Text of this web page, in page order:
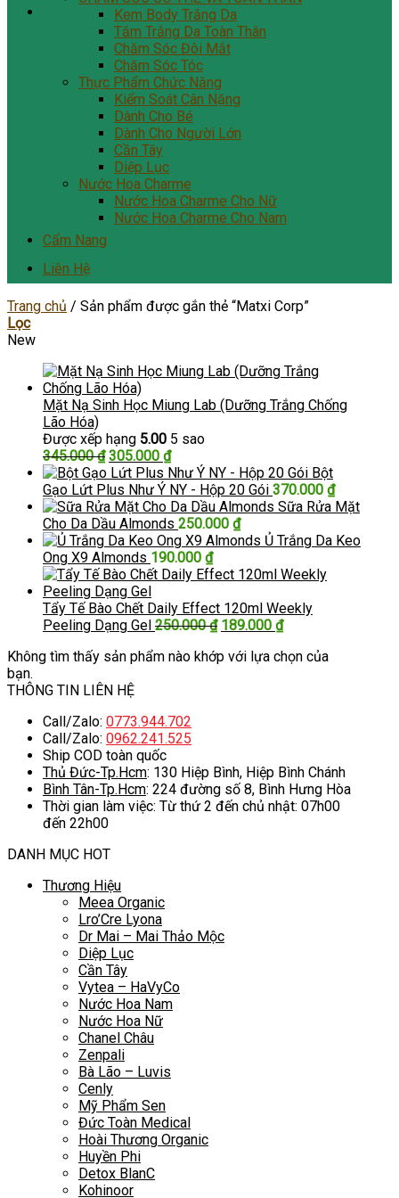
Kem Body Trắng Da
Tắm Trắng Da Toàn Thân
Chăm Sóc Đôi Mắt
Chăm Sóc Tóc
Thực Phẩm Chức Năng
Kiểm Soát Cân Nặng
Dành Cho Bé
Dành Cho Người Lớn
Cần Tây
Diệp Lục
Nước Hoa Charme
Nước Hoa Charme Cho Nữ
Nước Hoa Charme Cho Nam
Cẩm Nang
Liên Hệ
Trang chủ / Sản phẩm được gắn thẻ “Matxi Corp”
Lọc
New
Mặt Nạ Sinh Học Miung Lab (Dưỡng Trắng Chống
Lão Hóa)
Được xếp hạng 5.00 5 sao
345.000₫ Giá
gốc
là:
345.000 ₫.
305.000 ₫Giá
hiện
tại
là:
305.000 ₫.
Bột
Gạo Lứt Plus Như Ý NY - Hộp 20 Gói 370.000 ₫
Sữa Rửa Mặt
Cho Da Dầu Almonds 250.000 ₫
Ủ Trắng Da Keo
Ong X9 Almonds 190.000 ₫
Tẩy Tế Bào Chết Daily Effect 120ml Weekly
Peeling Dạng Gel 250.000₫ Giá
là:
189.000 ₫Giá
tại
Không tìm thấy sản phẩm nào khớp với lựa chọn của
bạn.
THÔNG TIN LIÊN HỆ
Call/Zalo: 0773.944.702
Call/Zalo: 0962.241.525
Ship COD toàn quốc
Thủ Đức-Tp.Hcm: 130 Hiệp Bình, Hiệp Bình Chánh
Bình Tân-Tp.Hcm: 224 đường số 8, Bình Hưng Hòa
Thời gian làm việc: Từ thứ 2 đến chủ nhật: 07h00
đến 22h00
DANH MỤC HOT
Thương Hiệu
Meea Organic
Lro’Cre Lyona
Dr Mai – Mai Thảo Mộc
Diệp Lục
Cần Tây
Vytea – HaVyCo
Nước Hoa Nam
Nước Hoa Nữ
Chanel Châu
Zenpali
Bà Lão – Luvis
Cenly
Mỹ Phẩm Sen
Đức Toàn Medical
Hoài Thương Organic
Huyền Phi
Detox BlanC
Kohinoor